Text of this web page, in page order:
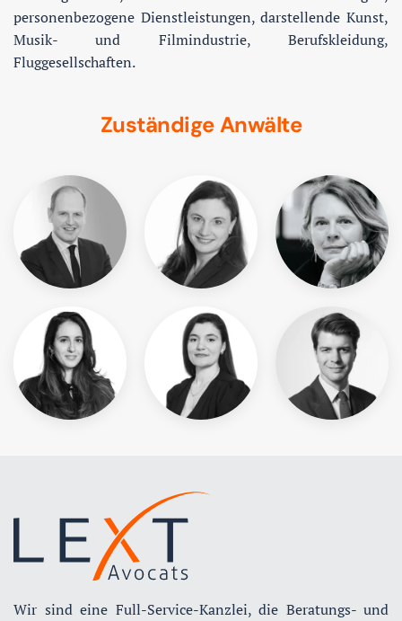
personenbezogene Dienstleistungen, darstellende Kunst,
Musik- und Filmindustrie, Berufskleidung,
Fluggesellschaften.
Zuständige Anwälte
Wir sind eine Full-Service-Kanzlei, die Beratungs- und